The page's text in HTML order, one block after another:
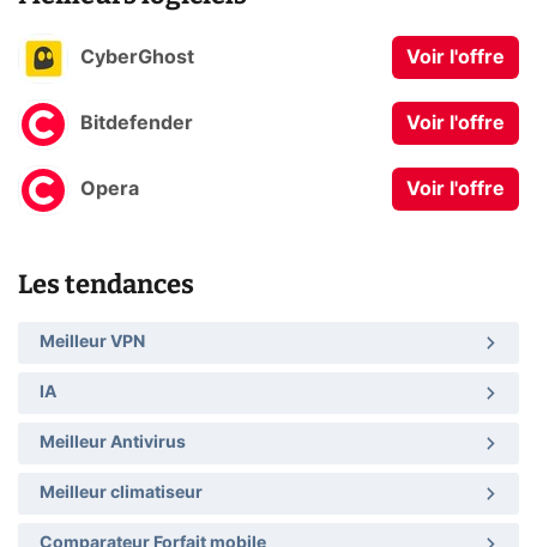
CyberGhost Voir l'offre
Bitdefender Voir l'offre
Opera Voir l'offre
Les tendances
Meilleur VPN
IA
Meilleur Antivirus
Meilleur climatiseur